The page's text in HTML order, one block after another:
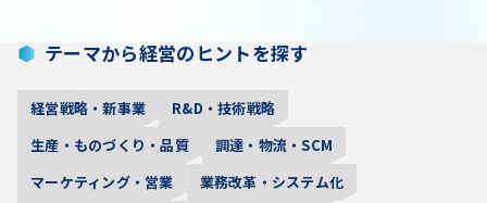
テーマから経営のヒントを探す
経営戦略・新事業
R&D・技術戦略
生産・ものづくり・品質
調達・物流・SCM
マーケティング・営業
業務改革・システム化